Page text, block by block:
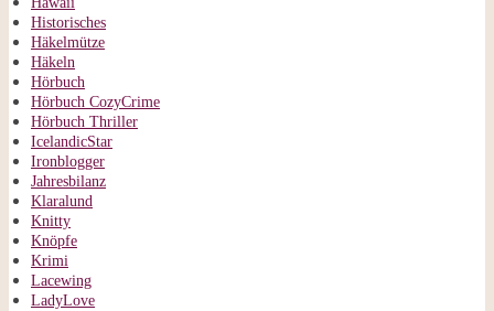
Historisches
Häkelmütze
Häkeln
Hörbuch
Hörbuch CozyCrime
Hörbuch Thriller
IcelandicStar
Ironblogger
Jahresbilanz
Klaralund
Knitty
Knöpfe
Krimi
Lacewing
LadyLove